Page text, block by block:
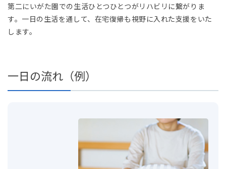
第二にいがた園での生活ひとつひとつがリハビリに繋がりま
す。一日の生活を通して、在宅復帰も視野に入れた支援をいた
します。
一日の流れ（例）